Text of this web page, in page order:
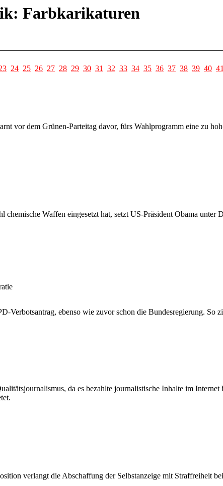
Farbkarikaturen
24 25 26 27 28 29 30 31 32 33 34 35 36 37 38 39 40 41
vor dem Grünen-Parteitag davor, fürs Wahlprogramm eine zu
Waffen eingesetzt hat, setzt US-Präsident Obama unter
Verbotsantrag, ebenso wie zuvor schon die Bundesregierung. So
da es bezahlte journalistische Inhalte im
verlangt die Abschaffung der Selbstanzeige mit Straffreiheit